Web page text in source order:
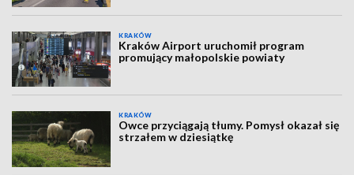
KRAKÓW
Kraków Airport uruchomił program
promujący małopolskie powiaty
KRAKÓW
Owce przyciągają tłumy. Pomysł okazał się
strzałem w dziesiątkę